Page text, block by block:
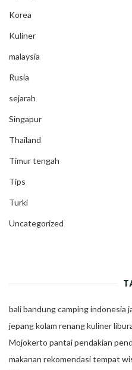
Korea
Kuliner
malaysia
Rusia
sejarah
Singapur
Thailand
Timur tengah
Tips
Turki
Uncategorized
balibandungcampingindonesia
jepangkolam renangkuliner
Mojokerto pantaipendakian
makanan rekomendasi tempat